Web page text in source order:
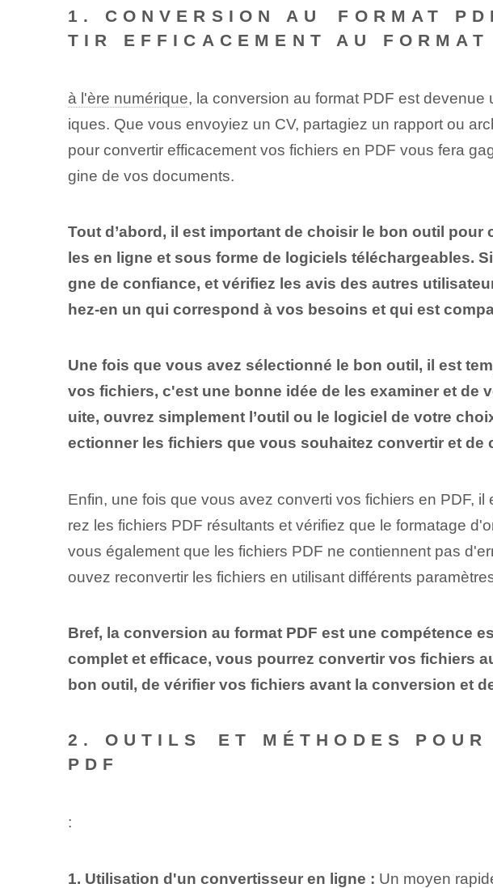
1. ‌CONVERSION AU⁣ FORMAT
TIR EFFICACEMENT AU FORMAT
à l'ère numérique, la conversion au format PDF est
iques. Que vous envoyiez un CV, partagiez un rapport ou
pour convertir efficacement vos fichiers en PDF vous fera
gine de vos documents.
Tout d’abord, il est important de choisir le bon outil pour
les en ligne et sous forme de logiciels téléchargeables.
gne de confiance, et vérifiez les avis des autres
hez-en un qui correspond à vos besoins et qui est
Une fois que vous avez sélectionné le bon outil, il est
vos fichiers, c'est une bonne idée de les examiner et
uite, ouvrez simplement l’outil ou le logiciel de votre
ectionner les fichiers que vous souhaitez convertir et de
Enfin, une fois que vous avez converti vos fichiers en PDF,
rez les fichiers PDF résultants et vérifiez que le formatage
vous également que les fichiers PDF ne contiennent pas
ouvez reconvertir les fichiers en utilisant différents
Bref, la conversion au format PDF est une compétence
complet et efficace, vous pourrez convertir vos fichiers
bon outil, de vérifier vos fichiers avant la conversion et
2. OUTILS⁣ ET MÉTHODES
PDF
:
1. Utilisation d'un convertisseur en ligne : Un moyen